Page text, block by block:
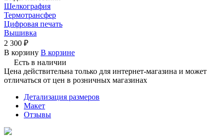
Шелкография
Термотрансфер
Цифровая печать
Вышивка
2 300 ₽
В корзину В корзине
Есть в наличии
Цена действительна только для интернет-магазина и может
отличаться от цен в розничных магазинах
Детализация размеров
Макет
Отзывы